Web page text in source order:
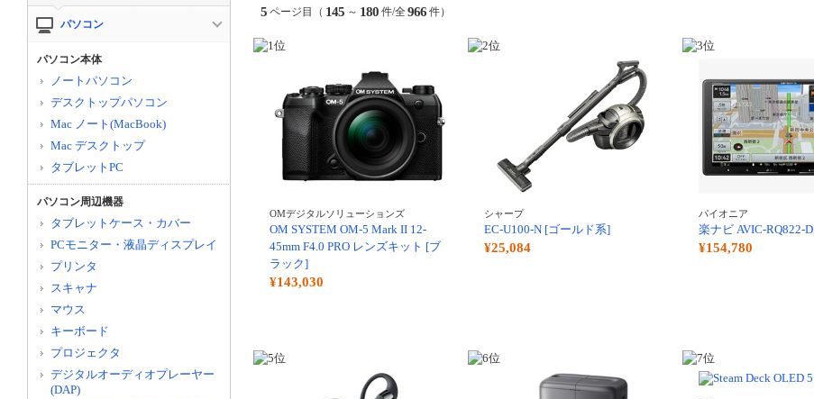
5 ページ目（ 145 ～ 180 件/全966 件）
OMデジタルソリューションズ
OM SYSTEM OM-5 Mark II 12-
45mm F4.0 PRO レンズキット [ブ
ラック]
¥143,030
シャープ
EC-U100-N [ゴールド系]
¥25,084
パイオニア
楽ナビ AVIC-RQ822-D
¥154,780
パソコン
パソコン本体
ノートパソコン
デスクトップパソコン
Mac ノート(MacBook)
Mac デスクトップ
タブレットPC
パソコン周辺機器
タブレットケース・カバー
PCモニター・液晶ディスプレイ
プリンタ
スキャナ
マウス
キーボード
プロジェクタ
デジタルオーディオプレーヤー
(DAP)